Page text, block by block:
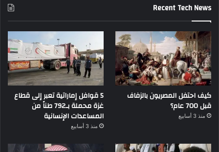
Recent Tech News
كيف احتفل المصريون بالزفاف
قبل 700 عام؟
منذ 3 أسابيع
5 قوافل إماراتية تعبر إلى قطاع
غزة محملة بـ792 طناً من
المساعدات الإنسانية
منذ 3 أسابيع